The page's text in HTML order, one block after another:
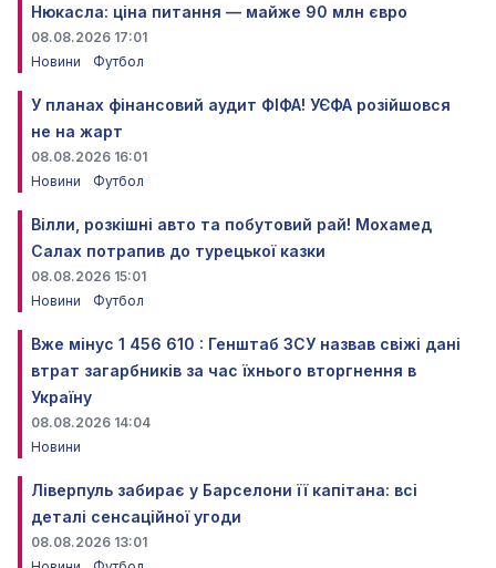
Нюкасла: ціна питання — майже 90 млн євро
08.08.2026 17:01
Новини
Футбол
У планах фінансовий аудит ФІФА! УЄФА розійшовся
не на жарт
08.08.2026 16:01
Новини
Футбол
Вілли, розкішні авто та побутовий рай! Мохамед
Салах потрапив до турецької казки
08.08.2026 15:01
Новини
Футбол
Вже мінус 1 456 610 : Генштаб ЗСУ назвав свіжі дані
втрат загарбників за час їхнього вторгнення в
Україну
08.08.2026 14:04
Новини
Ліверпуль забирає у Барселони її капітана: всі
деталі сенсаційної угоди
08.08.2026 13:01